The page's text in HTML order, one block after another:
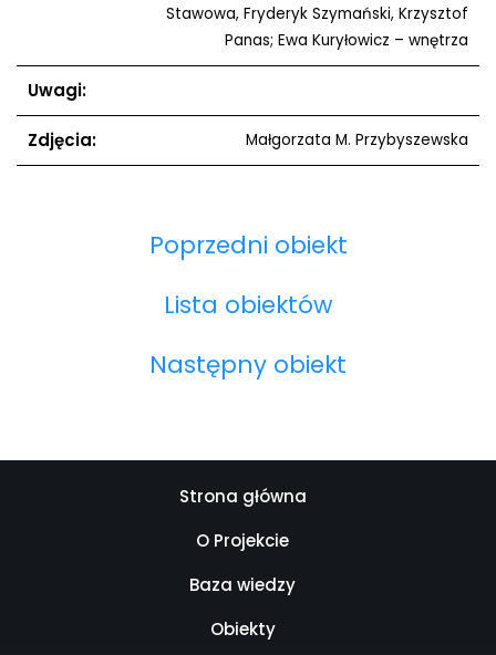
Stawowa, Fryderyk Szymański, Krzysztof
Panas; Ewa Kuryłowicz – wnętrza
Uwagi:
Zdjęcia: Małgorzata M. Przybyszewska
Poprzedni obiekt
Lista obiektów
Następny obiekt
Strona główna
O Projekcie
Baza wiedzy
Obiekty